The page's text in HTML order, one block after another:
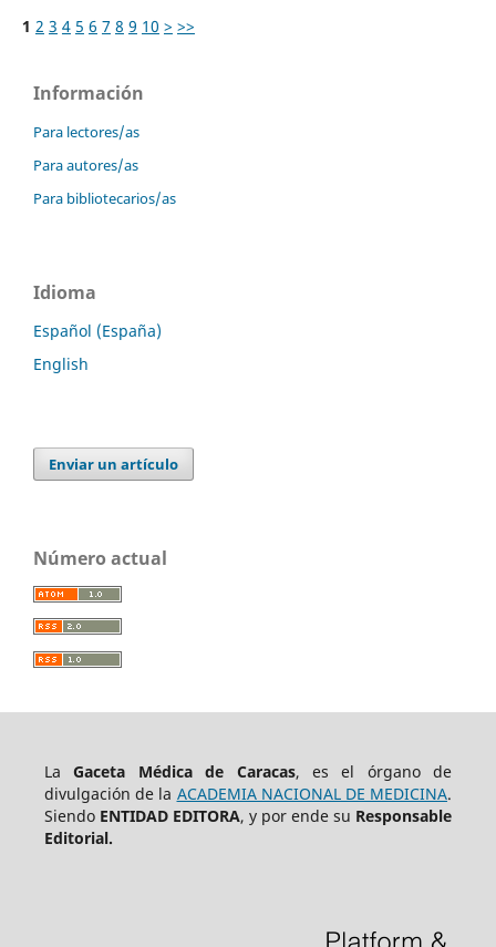
1 2 3 4 5 6 7 8 9 10 > >>
Información
Para lectores/as
Para autores/as
Para bibliotecarios/as
Idioma
Español (España)
English
Enviar un artículo
Número actual
LaGaceta Médica de Caracas, es el órgano de
divulgación de la ACADEMIA NACIONAL DE MEDICINA.
Siendo ENTIDAD EDITORA, y por ende su Responsable
Editorial.